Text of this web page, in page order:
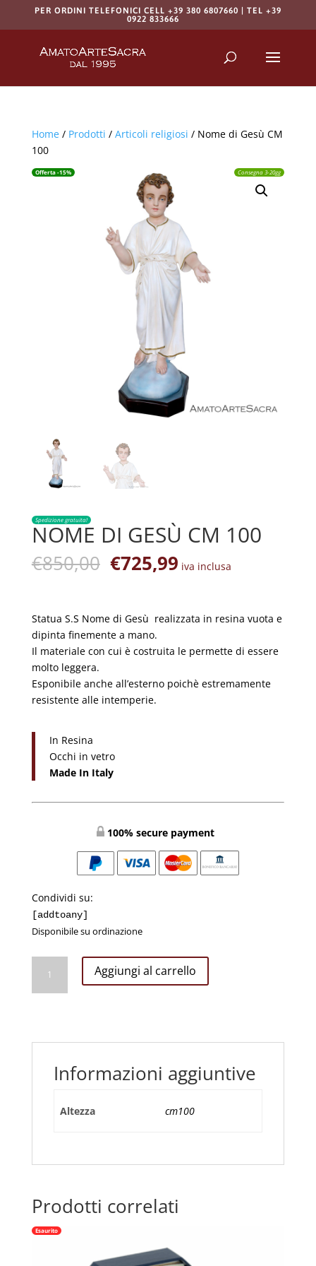
PER ORDINI TELEFONICI CELL +39 380 6807660 | TEL +39
0922 833666
Home/ Prodotti / Articoli religiosi / Nome di Gesù CM
100
Offerta -15% Consegna 3-20gg
Spedizione gratuita!
NOME DI GESÙ CM 100
€850,00 Il
prezzo
era:
€850,00.
€725,99Il
prezzo
è:
€725,99.
iva inclusa
Statua S.S Nome di Gesù realizzata in resina vuota e
dipinta finemente a mano.
Il materiale con cui è costruita le permette di essere
molto leggera.
Esponibile anche all’esterno poichè estremamente
resistente alle intemperie.
In Resina
Occhi in vetro
Made In Italy
100% secure payment
Condividi su:
[addtoany]
Disponibile su ordinazione
Gesù
quantità
Aggiungi al carrello
Informazioni aggiuntive
Altezza cm100
Prodotti correlati
Esaurito